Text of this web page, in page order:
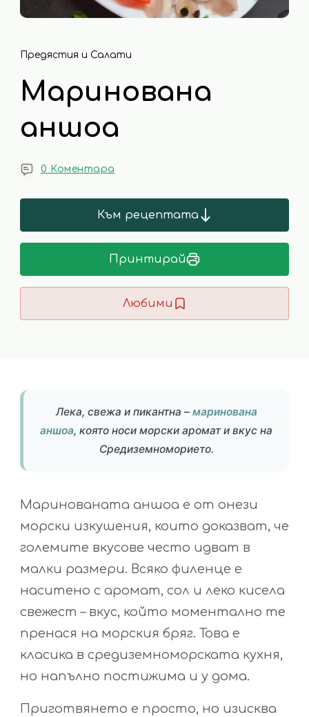
Предястия и Салати
Маринована
аншоа
0 Коментара
Към рецептата
Принтирай
Любими
Лека, свежа и пикантна – маринована
аншоа, която носи морски аромат и вкус на
Средиземноморието.
Маринованата аншоа е от онези
морски изкушения, които доказват, че
големите вкусове често идват в
малки размери. Всяко филенце е
наситено с аромат, сол и леко кисела
свежест – вкус, който моментално те
пренася на морския бряг. Това е
класика в средиземноморската кухня,
но напълно постижима и у дома.
Приготвянето е просто, но изисква